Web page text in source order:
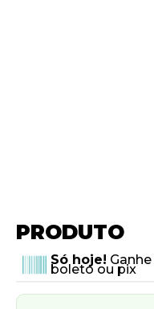
PRODUTO
Só hoje! Ganhe
boleto ou pix